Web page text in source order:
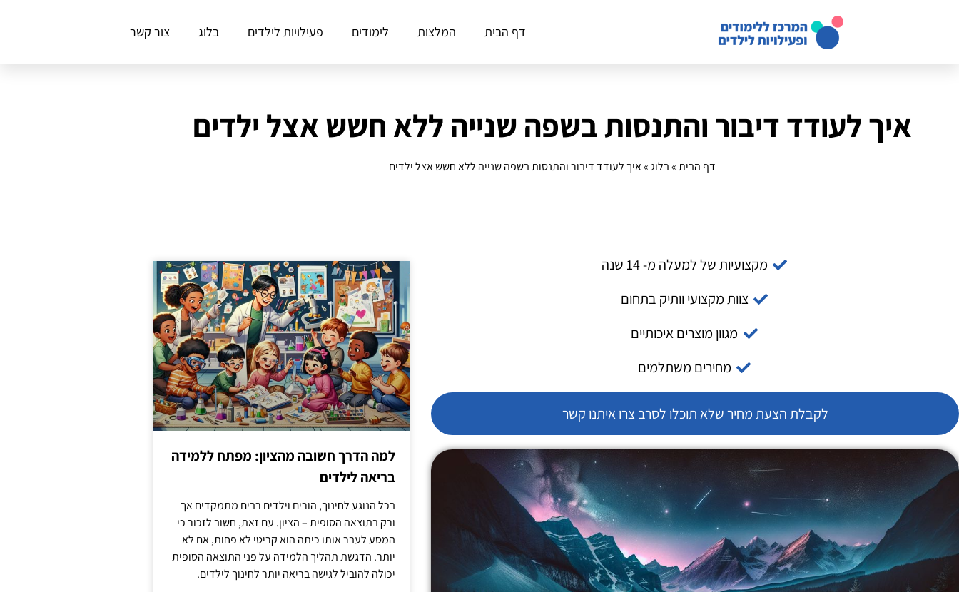
דף הבית המלצות לימודים פעילויות לילדים בלוג צור קשר
איך לעודד דיבור והתנסות בשפה שנייה ללא חשש אצל ילדים
דף הבית»בלוג»איך לעודד דיבור והתנסות בשפה שנייה ללא חשש אצל ילדים
מקצועיות של למעלה מ- 14 שנה
צוות מקצועי וותיק בתחום
מגוון מוצרים איכותיים
מחירים משתלמים
לקבלת הצעת מחיר שלא תוכלו לסרב צרו איתנו קשר
למה הדרך חשובה מהציון: מפתח ללמידה
בריאה לילדים
בכל הנוגע לחינוך, הורים וילדים רבים מתמקדים אך
ורק בתוצאה הסופית – הציון. עם זאת, חשוב לזכור כי
המסע לעבר אותו כיתה הוא קריטי לא פחות, אם לא
יותר. הדגשת תהליך הלמידה על פני התוצאה הסופית
יכולה להוביל לגישה בריאה יותר לחינוך לילדים.